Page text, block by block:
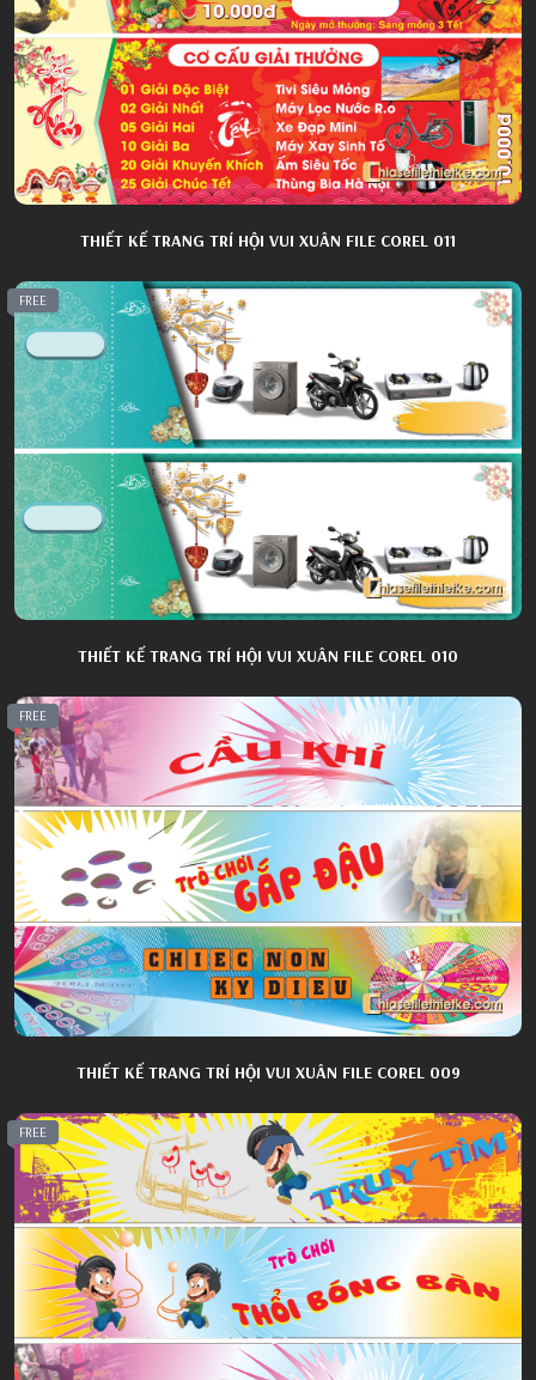
THIẾT KẾ TRANG TRÍ HỘI VUI XUÂN FILE COREL 011
FREE
THIẾT KẾ TRANG TRÍ HỘI VUI XUÂN FILE COREL 010
FREE
THIẾT KẾ TRANG TRÍ HỘI VUI XUÂN FILE COREL 009
FREE